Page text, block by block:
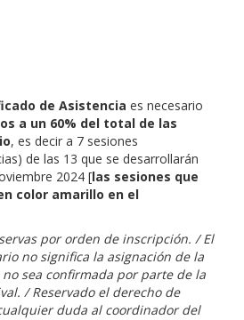
de Asistencia es necesario
a un 60% del total de las
, es decir a 7 sesiones
de las 13 que se desarrollarán
2024 [las sesiones que
color amarillo en el
por orden de inscripción. / El
no significa la asignación de la
sea confirmada por parte de la
/ Reservado el derecho de
duda al coordinador del